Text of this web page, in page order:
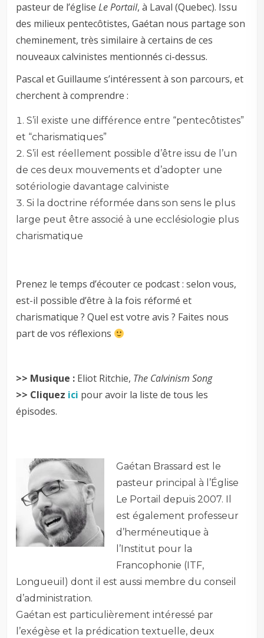
pasteur de l’église Le Portail, à Laval (Quebec). Issu
des milieux pentecôtistes, Gaétan nous partage son
cheminement, très similaire à certains de ces
nouveaux calvinistes mentionnés ci-dessus.
Pascal et Guillaume s’intéressent à son parcours, et
cherchent à comprendre :
S’il existe une différence entre “pentecôtistes”
et “charismatiques”
S’il est réellement possible d’être issu de l’un
de ces deux mouvements et d’adopter une
sotériologie davantage calviniste
Si la doctrine réformée dans son sens le plus
large peut être associé à une ecclésiologie plus
charismatique
Prenez le temps d’écouter ce podcast : selon vous,
est-il possible d’être à la fois réformé et
charismatique ? Quel est votre avis ? Faites nous
part de vos réflexions
>> Musique : Eliot Ritchie, The Calvinism Song
>> Cliquez ici pour avoir la liste de tous les
épisodes.
Gaétan Brassard est le
pasteur principal à l’Église
Le Portail depuis 2007. Il
est également professeur
d’herméneutique à
l’Institut pour la
Francophonie (ITF,
Longueuil) dont il est aussi membre du conseil
d’administration.
Gaétan est particulièrement intéressé par
l’exégèse et la prédication textuelle, deux